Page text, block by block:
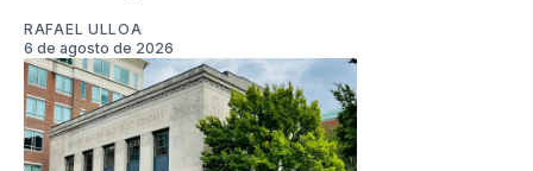
RAFAEL ULLOA
6 de agosto de 2026